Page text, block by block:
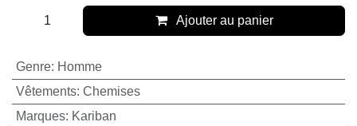
Ajouter au panier
Genre: Homme
Vêtements:Chemises
Marques: Kariban